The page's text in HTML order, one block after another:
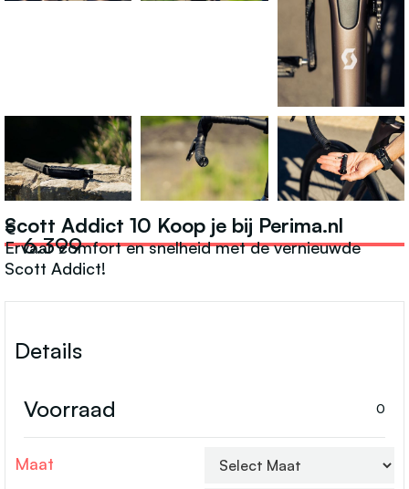
Scott Addict 10 Koop je bij Perima.nl
6.399
€
Ervaar comfort en snelheid met de vernieuwde
Scott Addict!
Details
Voorraad 0
Maat